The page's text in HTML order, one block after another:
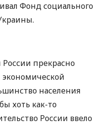
Фонд социального
России прекрасно
экономической
населения
хоть как-то
России ввело